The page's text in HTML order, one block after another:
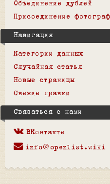
Объединение дублей
Присоединение
Навигация
Категории данных
Случайная статья
Новые страницы
Свежие правки
Связаться с нами
ВКонтакте
info@openlist.wiki